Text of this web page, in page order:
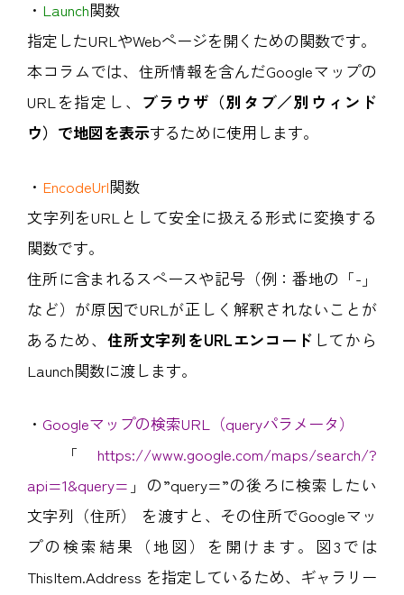
・ Launch関数
指定したURLやWebページを開くための関数です。
本コラムでは、住所情報を含んだGoogleマップの
URLを指定し、 ブラウザ（別タブ／別ウィンド
ウ）で地図を表示するために使用します。
・ EncodeUrl関数
文字列をURLとして安全に扱える形式に変換する
関数です。
住所に含まれるスペースや記号（例：番地の「-」
など）が原因でURLが正しく解釈されないことが
あるため、 住所文字列をURLエンコード してから
Launch関数に渡します。
・ Googleマップの検索URL（queryパラメータ）
「 https://www.google.com/maps/search/?
api=1&query= 」の”query=”の後ろに検索したい
文字列（住所） を渡すと、その住所でGoogleマッ
プの検索結果（地図）を開けます。図3では
ThisItem.Address を指定しているため、ギャラリー